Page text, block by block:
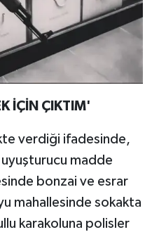
İÇİN ÇIKTIM'
verdiği ifadesinde,
madde
bonzai ve esrar
mahallesinde sokakta
karakoluna polisler